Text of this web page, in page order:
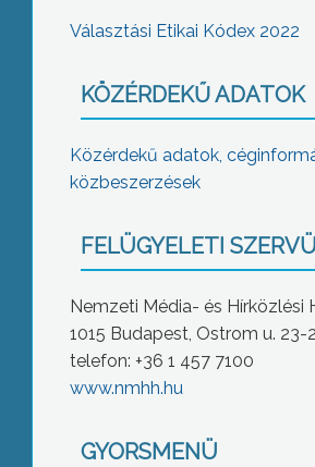
Választási Etikai Kódex 2022
KÖZÉRDEKŰ ADATOK
Közérdekű adatok,
közbeszerzések
FELÜGYELETI
Nemzeti Média- és Hírközlési
1015 Budapest, Ostrom u. 23-
telefon: +36 1 457 7100
www.nmhh.hu
GYORSMENÜ